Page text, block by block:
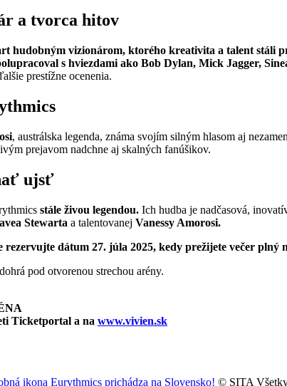
a tvorca hitov
hudobným vizionárom, ktorého kreativita a talent
s hviezdami ako Bob Dylan, Mick Jagger,
prestížne ocenenia.
, austrálska legenda, známa svojím silným hlasom aj
prejavom nadchne aj skalných fanúšikov.
ujsť
stále živou legendou. Ich hudba je nadčasová,
Stewarta a talentovanej Vanessy Amorosi.
dátum 27. júla 2025, kedy prežijete večer
pod otvorenou strechou arény.
Ticketportal a na www.vivien.sk
ikona Eurythmics prichádza na Slovensko! © SITA